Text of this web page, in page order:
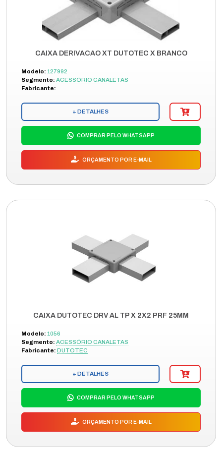
CAIXA DERIVACAO XT DUTOTEC X BRANCO
Modelo: 127992
Segmento: ACESSÓRIO CANALETAS
Fabricante:
+ DETALHES
COMPRAR PELO WHATSAPP
ORÇAMENTO POR E-MAIL
CAIXA DUTOTEC DRV AL TP X 2X2 PRF 25MM
Modelo: 1056
Segmento: ACESSÓRIO CANALETAS
Fabricante: DUTOTEC
+ DETALHES
COMPRAR PELO WHATSAPP
ORÇAMENTO POR E-MAIL